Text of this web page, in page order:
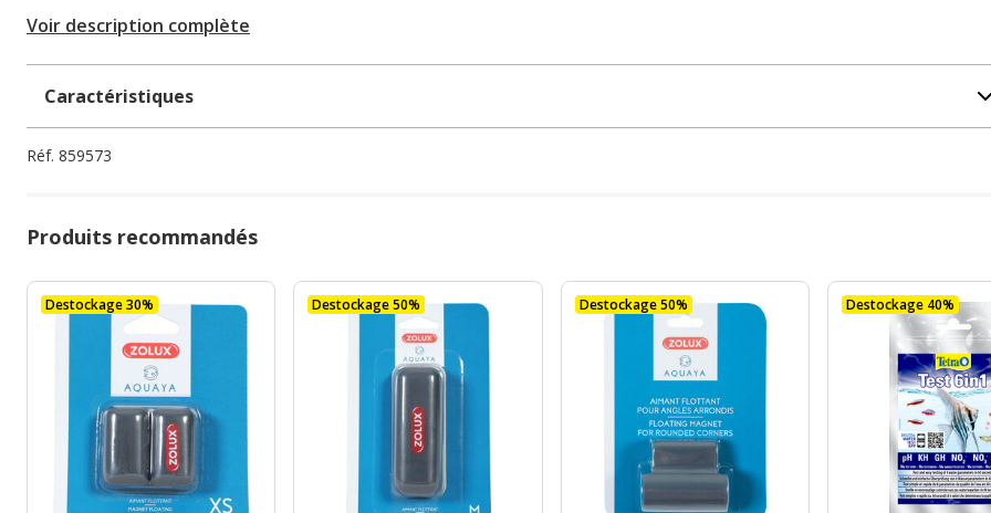
Voir description complète
Caractéristiques
Réf. 859573
Produits recommandés
Destockage 30% Destockage 50% Destockage 50% Destockage 40%